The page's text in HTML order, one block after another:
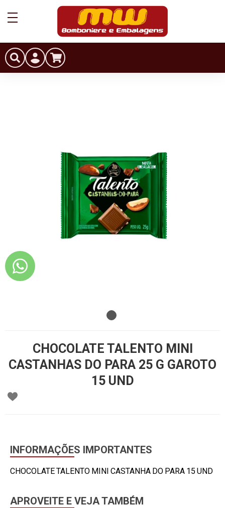
CHOCOLATE TALENTO MINI
CASTANHAS DO PARA 25 G GAROTO
15 UND
INFORMAÇÕES IMPORTANTES
CHOCOLATE TALENTO MINI CASTANHA DO PARA 15 UND
APROVEITE E VEJA TAMBÉM